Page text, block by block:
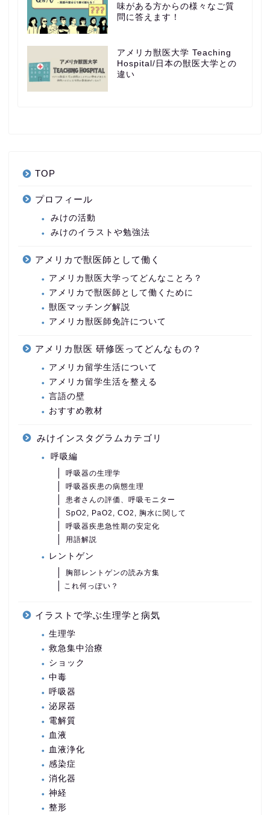
味がある方からの様々なご質
問に答えます！
アメリカ獣医大学 Teaching
Hospital/日本の獣医大学との
違い
TOP
プロフィール
みけの活動
みけのイラストや勉強法
アメリカで獣医師として働く
アメリカ獣医大学ってどんなことろ？
アメリカで獣医師として働くために
獣医マッチング解説
アメリカ獣医師免許について
アメリカ獣医 研修医ってどんなもの？
アメリカ留学生活について
アメリカ留学生活を整える
言語の壁
おすすめ教材
みけインスタグラムカテゴリ
呼吸編
呼吸器の生理学
呼吸器疾患の病態生理
患者さんの評価、呼吸モニター
SpO2, PaO2, CO2, 胸水に関して
呼吸器疾患急性期の安定化
用語解説
レントゲン
胸部レントゲンの読み方集
これ何っぽい？
イラストで学ぶ生理学と病気
生理学
救急集中治療
ショック
中毒
呼吸器
泌尿器
電解質
血液
血液浄化
感染症
消化器
神経
整形